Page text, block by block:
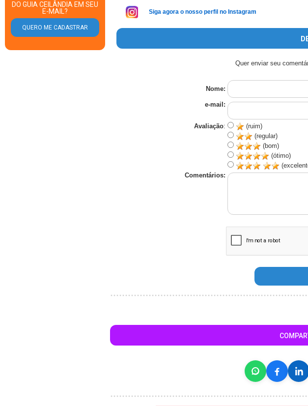
DO GUIA CEILÂNDIA EM SEU
E-MAIL?
Siga agora o nosso perfil no Instagram
Quer enviar seu
Nome:
e-mail:
Avaliação:
(ruim)
(regular)
(bom)
(ótimo)
Comentários: